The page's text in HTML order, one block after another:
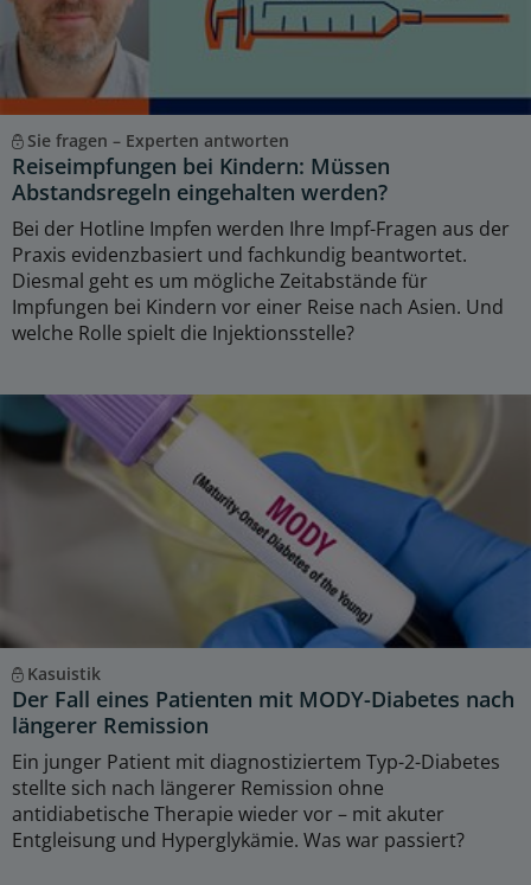
Sie fragen – Experten antworten
Reiseimpfungen bei Kindern: Müssen
Abstandsregeln eingehalten werden?
Bei der Hotline Impfen werden Ihre Impf-Fragen aus der
Praxis evidenzbasiert und fachkundig beantwortet.
Diesmal geht es um mögliche Zeitabstände für
Impfungen bei Kindern vor einer Reise nach Asien. Und
welche Rolle spielt die Injektionsstelle?
Kasuistik
Der Fall eines Patienten mit MODY-Diabetes nach
längerer Remission
Ein junger Patient mit diagnostiziertem Typ-2-Diabetes
stellte sich nach längerer Remission ohne
antidiabetische Therapie wieder vor – mit akuter
Entgleisung und Hyperglykämie. Was war passiert?